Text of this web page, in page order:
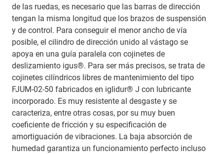
de las ruedas, es necesario que las barras de dirección
tengan la misma longitud que los brazos de suspensión
y de control. Para conseguir el menor ancho de vía
posible, el cilindro de dirección unido al vástago se
apoya en una guía paralela con cojinetes de
deslizamiento igus®. Para ser más precisos, se trata de
cojinetes cilíndricos libres de mantenimiento del tipo
FJUM-02-50 fabricados en iglidur® J con lubricante
incorporado. Es muy resistente al desgaste y se
caracteriza, entre otras cosas, por su muy buen
coeficiente de fricción y su especificación de
amortiguación de vibraciones. La baja absorción de
humedad garantiza un funcionamiento perfecto incluso